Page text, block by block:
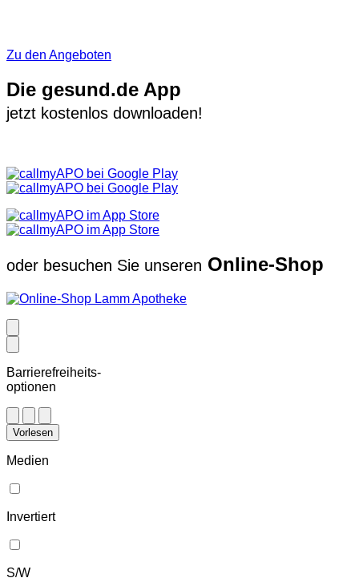
Zu den Angeboten
Die gesund.de App
jetzt kostenlos downloaden!
oder besuchen Sie unseren Online-Shop
Barrierefreiheits-
optionen
Vorlesen
Medien
Invertiert
S/W